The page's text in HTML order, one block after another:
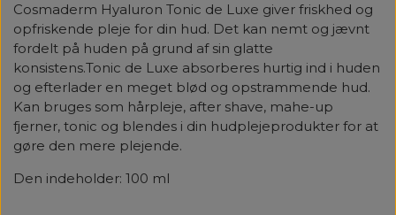
Cosmaderm Hyaluron Tonic de Luxe giver friskhed og
opfriskende pleje for din hud. Det kan nemt og jævnt
fordelt på huden på grund af sin glatte
konsistens.Tonic de Luxe absorberes hurtig ind i huden
og efterlader en meget blød og opstrammende hud.
Kan bruges som hårpleje, after shave, mahe-up
fjerner, tonic og blendes i din hudplejeprodukter for at
gøre den mere plejende.
Den indeholder: 100 ml